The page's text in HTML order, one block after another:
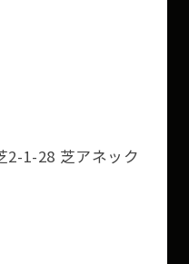
2-1-28 芝アネック